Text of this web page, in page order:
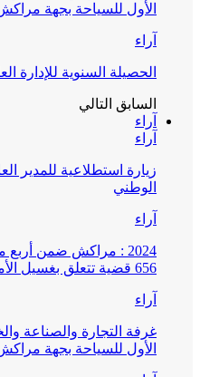
الأول للسياحة بجهة
آراء
الحصيلة السنوية للإدارة
السابق التالي
آراء
آراء
زيارة استطلاعية للمدير
الوطني
آراء
2024 : مراكش ضمن
656 قضية تتعلق بغسيل الأموال
آراء
غرفة التجارة والصناعة
الأول للسياحة بجهة